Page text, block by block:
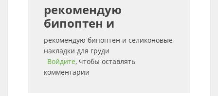
рекомендую
бипоптен и
рекомендую бипоптен и селиконовые
накладки для груди
Войдите, чтобы оставлять
комментарии